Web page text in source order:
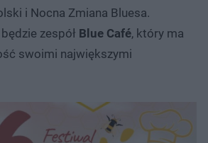
i Nocna Zmiana Bluesa.
zespół Blue Café, który ma
swoimi największymi